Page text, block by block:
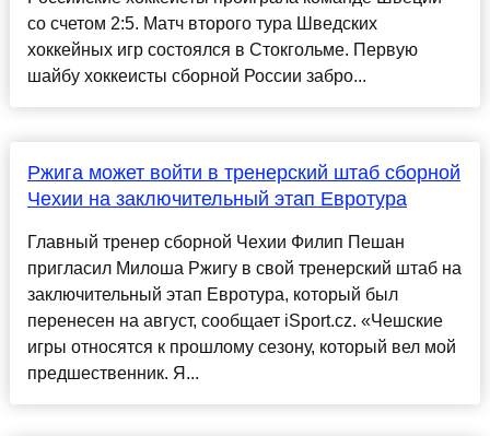
со счетом 2:5. Матч второго тура Шведских
хоккейных игр состоялся в Стокгольме. Первую
шайбу хоккеисты сборной России забро...
Ржига может войти в тренерский штаб сборной
Чехии на заключительный этап Евротура
Главный тренер сборной Чехии Филип Пешан
пригласил Милоша Ржигу в свой тренерский штаб на
заключительный этап Евротура, который был
перенесен на август, сообщает iSport.cz. «Чешские
игры относятся к прошлому сезону, который вел мой
предшественник. Я...